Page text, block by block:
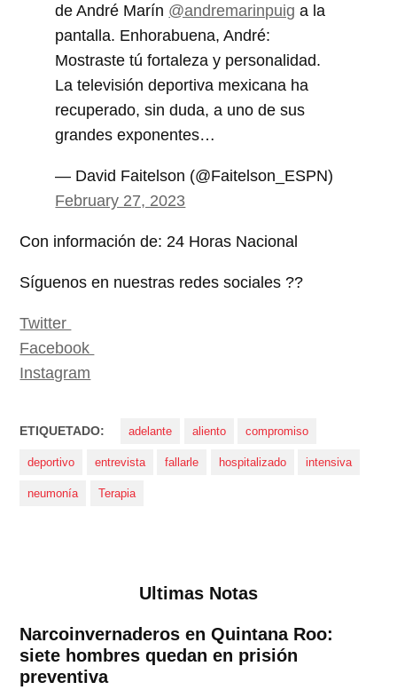
de André Marín @andremarinpuig a la
pantalla. Enhorabuena, André:
Mostraste tú fortaleza y personalidad.
La televisión deportiva mexicana ha
recuperado, sin duda, a uno de sus
grandes exponentes…
— David Faitelson (@Faitelson_ESPN)
February 27, 2023
Con información de: 24 Horas Nacional
Síguenos en nuestras redes sociales ??
Twitter
Facebook
Instagram
ETIQUETADO: adelante aliento compromiso
deportivo entrevista fallarle hospitalizado intensiva
neumonía Terapia
Ultimas Notas
Narcoinvernaderos en Quintana Roo:
siete hombres quedan en prisión
preventiva